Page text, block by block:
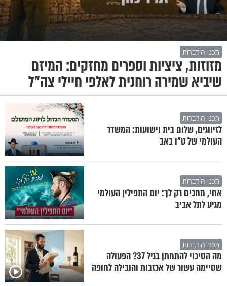
תכני הידברות
מזוזות, ציציות וספרים מחזקים: המיזם
שיביא שמירה רוחנית לאלפי חיילי צה"ל
תכני הידברות
לזיווגים, שלום בית וישועות: המשדר
העולמי של ט"ו באב
תכני הידברות
אחי, מחכים רק לך: יום התפילין העולמי
מגיע לתל אביב
תכני הידברות
מה הסיכוי להתחתן בגיל 37? הפעולה
שסיימה עשור של אכזבות והובילה לחופה